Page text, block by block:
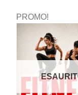
PROMO!